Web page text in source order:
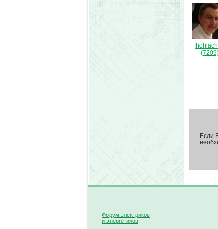
Если
Форум электриков
и энергетиков